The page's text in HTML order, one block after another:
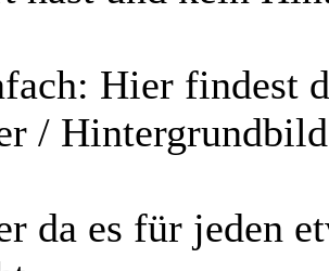
Hier findest
/
da es für jeden